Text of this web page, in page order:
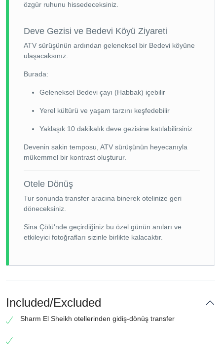
özgür ruhunu hissedeceksiniz.
Deve Gezisi ve Bedevi Köyü Ziyareti
ATV sürüşünün ardından geleneksel bir Bedevi köyüne
ulaşacaksınız.
Burada:
Geleneksel Bedevi çayı (Habbak) içebilir
Yerel kültürü ve yaşam tarzını keşfedebilir
Yaklaşık 10 dakikalık deve gezisine katılabilirsiniz
Devenin sakin temposu, ATV sürüşünün heyecanıyla
mükemmel bir kontrast oluşturur.
Otele Dönüş
Tur sonunda transfer aracına binerek otelinize geri
döneceksiniz.
Sina Çölü'nde geçirdiğiniz bu özel günün anıları ve
etkileyici fotoğrafları sizinle birlikte kalacaktır.
Included/Excluded
Sharm El Sheikh otellerinden gidiş-dönüş transfer